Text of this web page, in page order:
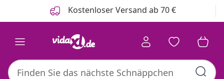
Kostenloser Versand ab 70 €